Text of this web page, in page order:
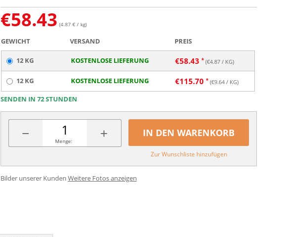
€58.43 (4.87 € / kg)
GEWICHT VERSAND PREIS
12 KG KOSTENLOSE LIEFERUNG €58.43 (€4.87/ KG)
12 KG KOSTENLOSE LIEFERUNG €115.70 (€9.64/ KG)
SENDEN IN 72 STUNDEN
− +
Menge:
IN DEN WARENKORB
Zur Wunschliste hinzufügen
Bilder unserer Kunden Weitere Fotos anzeigen